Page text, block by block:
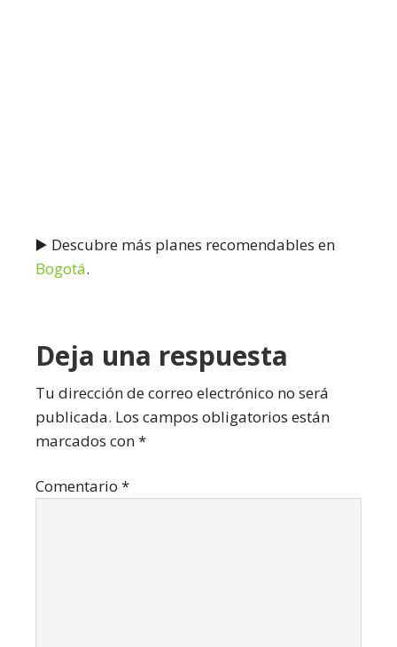
▶️ Descubre más planes recomendables en
Bogotá.
Interacciones
con
los
lectores
Deja una respuesta
Tu dirección de correo electrónico no será
publicada. Los campos obligatorios están
marcados con*
Comentario *